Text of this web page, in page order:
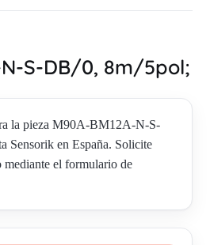
N-S-DB/0, 8m/5pol;
la pieza M90A-BM12A-N-S-
Sensorik en España. Solicite
el formulario de